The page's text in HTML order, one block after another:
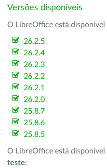
Versões disponíveis
O LibreOffice está disponível
26.2.5
26.2.4
26.2.3
26.2.2
26.2.1
26.2.0
25.8.7
25.8.6
25.8.5
O LibreOffice está disponível
teste: